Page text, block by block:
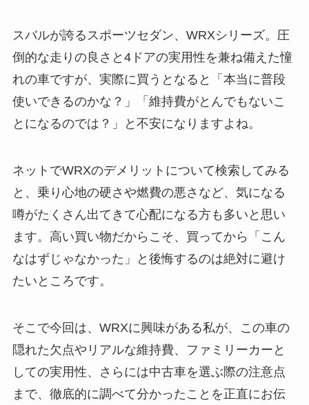
スバルが誇るスポーツセダン、WRXシリーズ。圧
倒的な走りの良さと4ドアの実用性を兼ね備えた憧
れの車ですが、実際に買うとなると「本当に普段
使いできるのかな？」「維持費がとんでもないこ
とになるのでは？」と不安になりますよね。
ネットでWRXのデメリットについて検索してみる
と、乗り心地の硬さや燃費の悪さなど、気になる
噂がたくさん出てきて心配になる方も多いと思い
ます。高い買い物だからこそ、買ってから「こん
なはずじゃなかった」と後悔するのは絶対に避け
たいところです。
そこで今回は、WRXに興味がある私が、この車の
隠れた欠点やリアルな維持費、ファミリーカーと
しての実用性、さらには中古車を選ぶ際の注意点
まで、徹底的に調べて分かったことを正直にお伝